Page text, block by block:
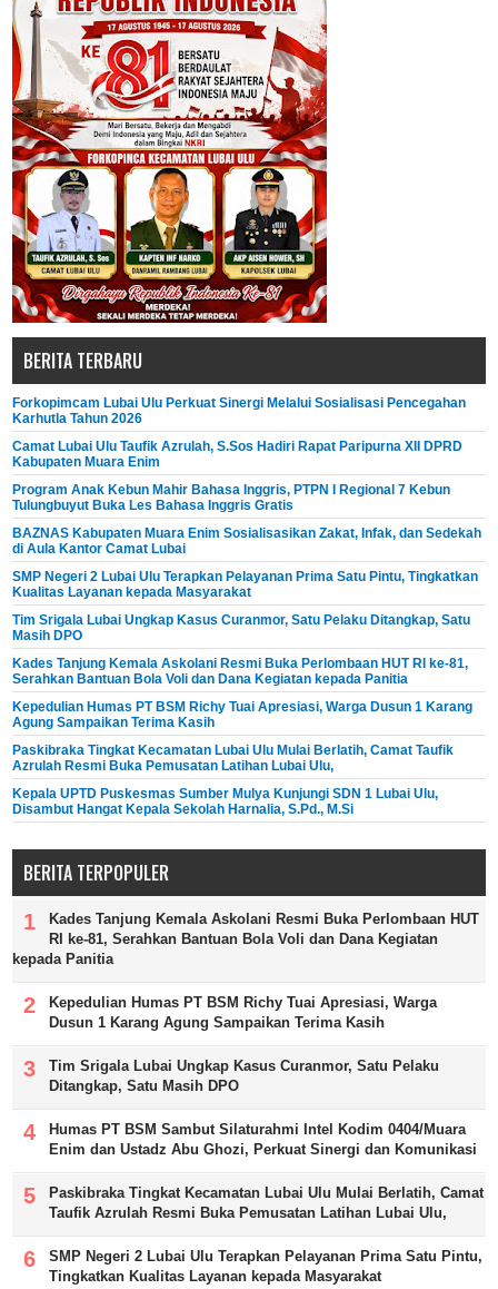
BERITA TERBARU
Forkopimcam Lubai Ulu Perkuat Sinergi Melalui Sosialisasi Pencegahan
Karhutla Tahun 2026
Camat Lubai Ulu Taufik Azrulah, S.Sos Hadiri Rapat Paripurna XII DPRD
Kabupaten Muara Enim
Program Anak Kebun Mahir Bahasa Inggris, PTPN I Regional 7 Kebun
Tulungbuyut Buka Les Bahasa Inggris Gratis
BAZNAS Kabupaten Muara Enim Sosialisasikan Zakat, Infak, dan Sedekah
di Aula Kantor Camat Lubai
SMP Negeri 2 Lubai Ulu Terapkan Pelayanan Prima Satu Pintu, Tingkatkan
Kualitas Layanan kepada Masyarakat
Tim Srigala Lubai Ungkap Kasus Curanmor, Satu Pelaku Ditangkap, Satu
Masih DPO
Kades Tanjung Kemala Askolani Resmi Buka Perlombaan HUT RI ke-81,
Serahkan Bantuan Bola Voli dan Dana Kegiatan kepada Panitia
Kepedulian Humas PT BSM Richy Tuai Apresiasi, Warga Dusun 1 Karang
Agung Sampaikan Terima Kasih
Paskibraka Tingkat Kecamatan Lubai Ulu Mulai Berlatih, Camat Taufik
Azrulah Resmi Buka Pemusatan Latihan Lubai Ulu,
Kepala UPTD Puskesmas Sumber Mulya Kunjungi SDN 1 Lubai Ulu,
Disambut Hangat Kepala Sekolah Harnalia, S.Pd., M.Si
BERITA TERPOPULER
Kades Tanjung Kemala Askolani Resmi Buka Perlombaan HUT
RI ke-81, Serahkan Bantuan Bola Voli dan Dana Kegiatan
kepada Panitia
Kepedulian Humas PT BSM Richy Tuai Apresiasi, Warga
Dusun 1 Karang Agung Sampaikan Terima Kasih
Tim Srigala Lubai Ungkap Kasus Curanmor, Satu Pelaku
Ditangkap, Satu Masih DPO
Humas PT BSM Sambut Silaturahmi Intel Kodim 0404/Muara
Enim dan Ustadz Abu Ghozi, Perkuat Sinergi dan Komunikasi
Paskibraka Tingkat Kecamatan Lubai Ulu Mulai Berlatih, Camat
Taufik Azrulah Resmi Buka Pemusatan Latihan Lubai Ulu,
SMP Negeri 2 Lubai Ulu Terapkan Pelayanan Prima Satu Pintu,
Tingkatkan Kualitas Layanan kepada Masyarakat